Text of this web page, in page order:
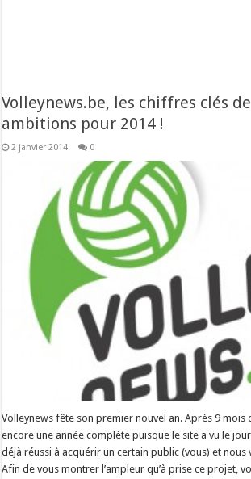
Volleynews.be, les chiffres clés
ambitions pour 2014 !
2 janvier 2014 0
Volleynews fête son premier nouvel an. Après 9 mois
encore une année complète puisque le site a vu le
déjà réussi à acquérir un certain public (vous) et nous
Afin de vous montrer l’ampleur qu’à prise ce projet,